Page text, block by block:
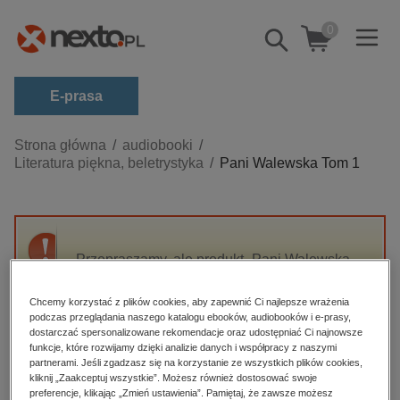
Pokaż/schowaj
wyszukiwarkę
0
E-prasa
Kategorie
Zobacz wszystkie E-prasa
budownictwo, aranżacja wnętrz
darmowe wydania
edukacja
hobby, sport, rozrywka
komputery, internet, technologie, informatyka
Strona główna
audiobooki
Literatura piękna, beletrystyka
Pani Walewska Tom 1
Przepraszamy, ale produkt „Pani Walewska
High-contrast mode
Polecane
Chcemy korzystać z plików cookies, aby zapewnić Ci najlepsze wrażenia
podczas przeglądania naszego katalogu ebooków, audiobooków i e-prasy,
dostarczać spersonalizowane rekomendacje oraz udostępniać Ci najnowsze
funkcje, które rozwijamy dzięki analizie danych i współpracy z naszymi
partnerami. Jeśli zgadzasz się na korzystanie ze wszystkich plików cookies,
kliknij „Zaakceptuj wszystkie”. Możesz również dostosować swoje
preferencje, klikając „Zmień ustawienia”. Pamiętaj, że zawsze możesz